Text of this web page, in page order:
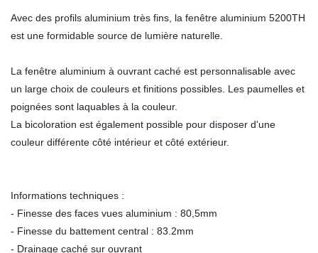
Avec des profils aluminium très fins, la fenêtre aluminium 5200TH
est une formidable source de lumière naturelle.
La fenêtre aluminium à ouvrant caché est personnalisable avec
un large choix de couleurs et finitions possibles. Les paumelles et
poignées sont laquables à la couleur.
La bicoloration est également possible pour disposer d'une
couleur différente côté intérieur et côté extérieur.
Informations techniques :
- Finesse des faces vues aluminium : 80,5mm
- Finesse du battement central : 83.2mm
- Drainage caché sur ouvrant